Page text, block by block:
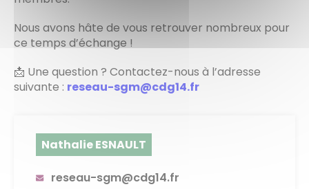
Nous avons hâte de vous retrouver nombreux pour
ce temps d’échange !
📩 Une question ? Contactez-nous à l’adresse
suivante : reseau-sgm@cdg14.fr
Nathalie ESNAULT
reseau-sgm@cdg14.fr